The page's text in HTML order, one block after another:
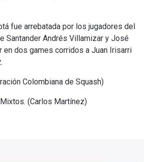
fue arrebatada por los jugadores del
Santander Andrés Villamizar y José
en dos games corridos a Juan Irisarri
Colombiana de Squash)
(Carlos Martínez)